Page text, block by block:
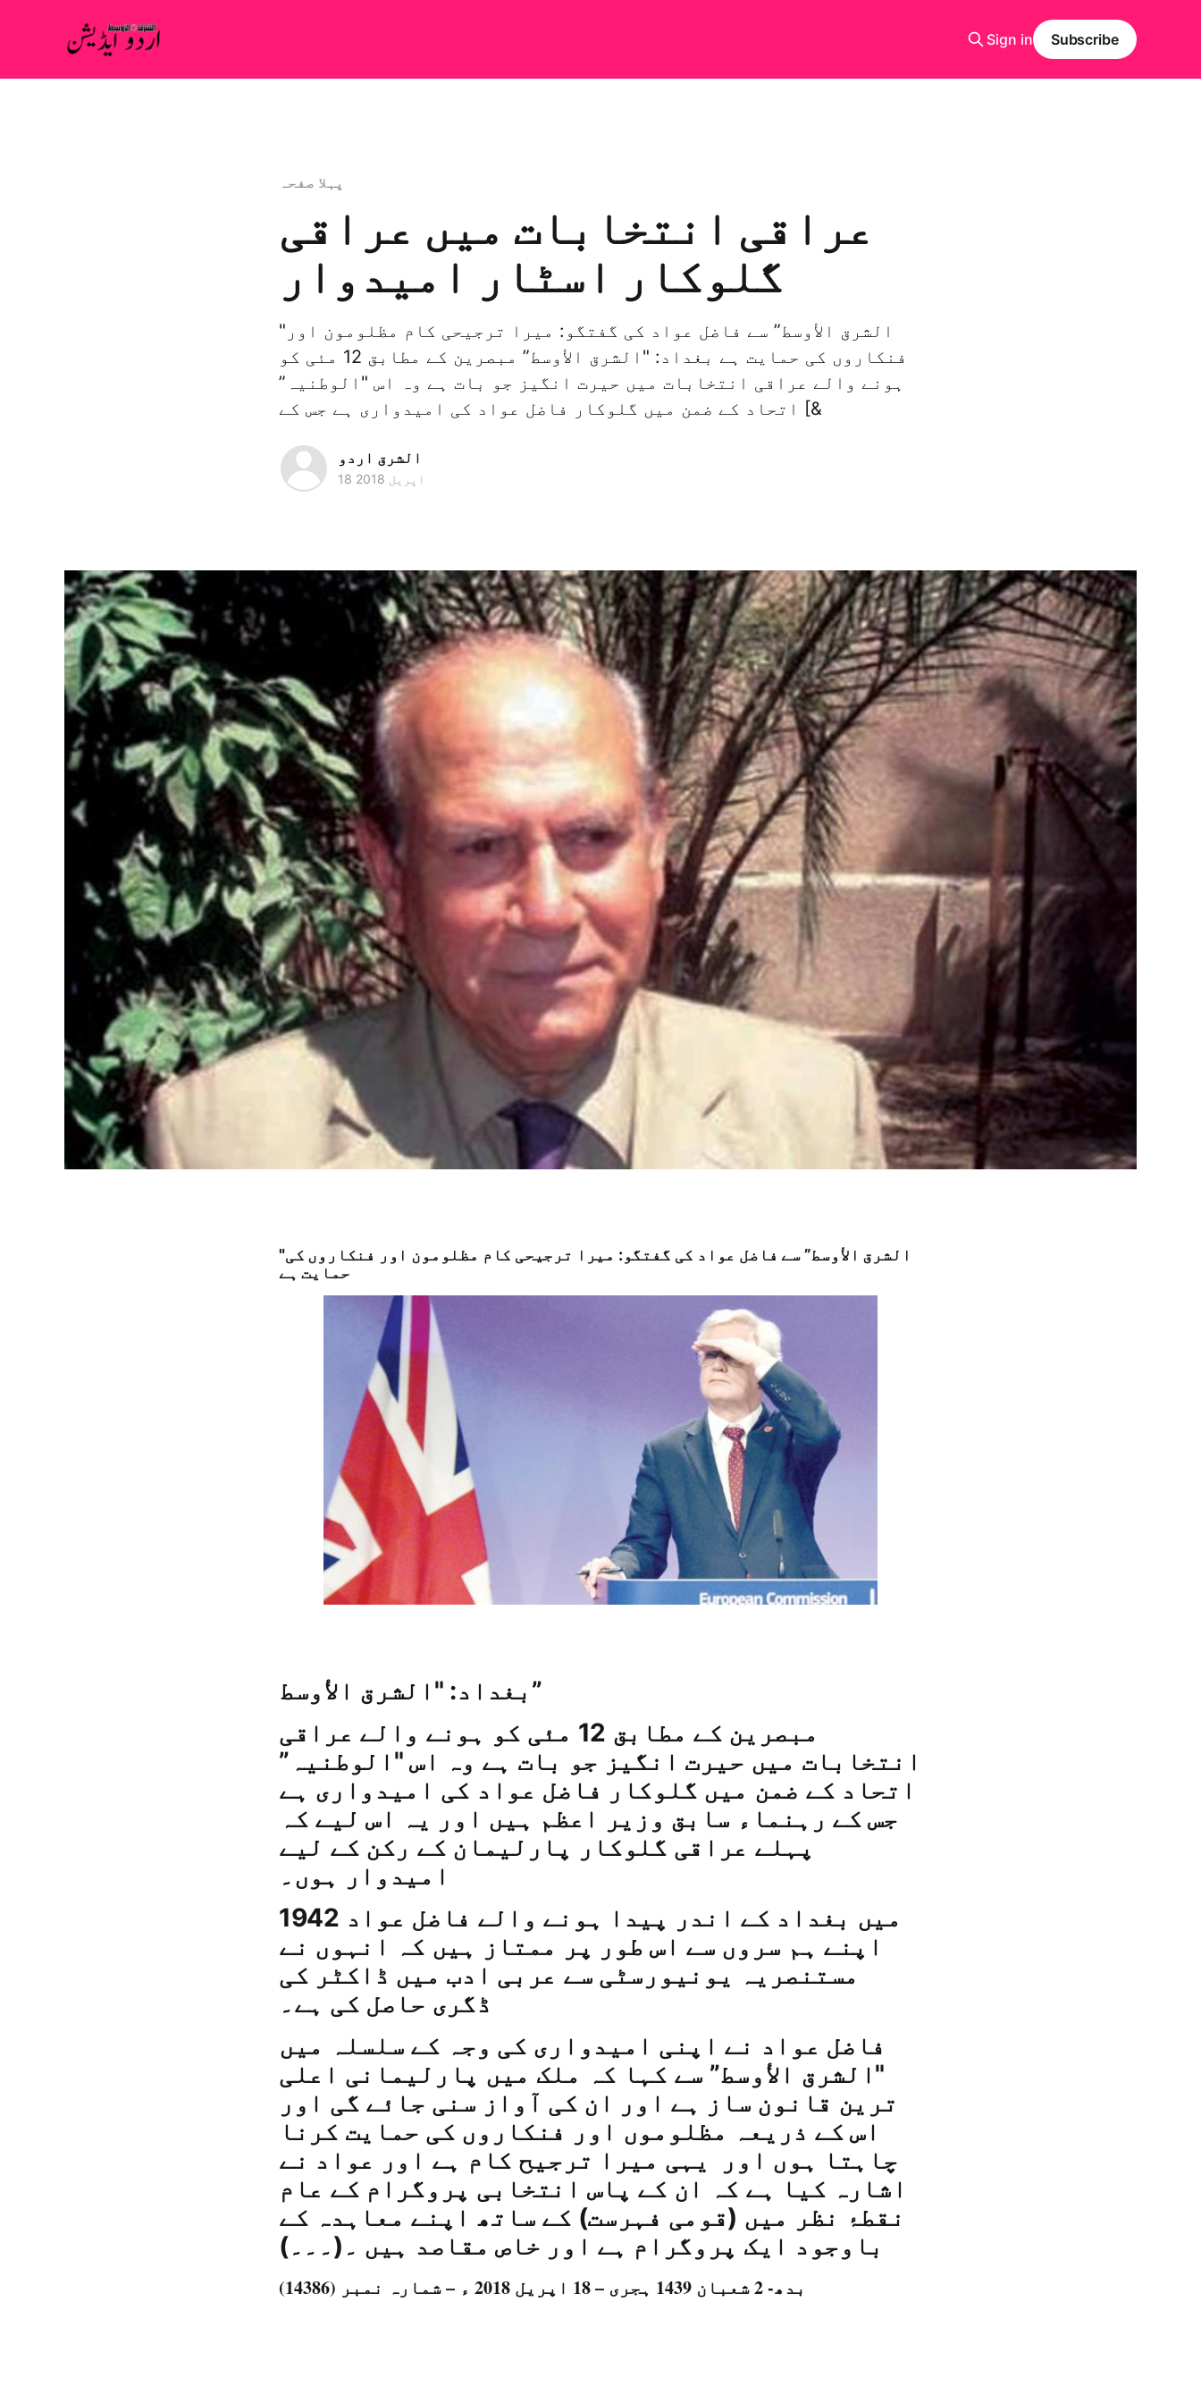
Sign in Subscribe
پہلا صفحہ
عراقی انتخابات میں عراقی
گلوکار اسٹار امیدوار
"الشرق الأوسط” سے فاضل عواد کی گفتگو: میرا ترجیحی کام مظلومون اور
فنکاروں کی حمایت ہے بغداد: "الشرق الأوسط” مبصرین کے مطابق 12 مئی کو
ہونے والے عراقی انتخابات میں حیرت انگیز جو بات ہے وہ اس "الوطنیہ”
اتحاد کے ضمن میں گلوکار فاضل عواد کی امیدواری ہے جس کے [&
الشرق اردو
18 اپریل 2018
"الشرق الأوسط” سے فاضل عواد کی گفتگو: میرا ترجیحی کام مظلومون اور فنکاروں کی
حمایت ہے
بغداد: "الشرق الأوسط”
مبصرین کے مطابق 12 مئی کو ہونے والے عراقی
انتخابات میں حیرت انگیز جو بات ہے وہ اس "الوطنیہ”
اتحاد کے ضمن میں گلوکار فاضل عواد کی امیدواری ہے
جس کے رہنماء سابق وزیر اعظم ہیں اور یہ اس لیے کہ
پہلے عراقی گلوکار پارلیمان کے رکن کے لیے
امیدوار ہوں۔
1942 میں بغداد کے اندر پیدا ہونے والے فاضل عواد
اپنے ہم سروں سے اس طور پر ممتاز ہیں کہ انہوں نے
مستنصریہ یونیورسٹی سے عربی ادب میں ڈاکٹر کی
ڈگری حاصل کی ہے۔
فاضل عواد نے اپنی امیدواری کی وجہ کے سلسلہ میں
"الشرق الأوسط” سے کہا کہ ملک میں پارلیمانی اعلی
ترین قانون ساز ہے اور ان کی آواز سنی جائے گی اور
اس کے ذریعہ مظلوموں اور فنکاروں کی حمایت کرنا
چاہتا ہوں اور یہی میرا ترجیح کام ہے اور عواد نے
اشارہ کیا ہے کہ ان کے پاس انتخابی پروگرام کے عام
نقطۂ نظر میں (قومی فہرست) کے ساتھ اپنے معاہدہ کے
باوجود ایک پروگرام ہے اور خاص مقاصد ہیں ۔(۔۔۔)
بدھ- 2 شعبان 1439 ہجری – 18 اپريل 2018 ء – شمارہ نمبر (14386)